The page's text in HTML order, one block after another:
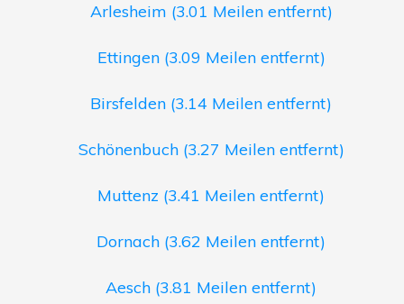
Arlesheim (3.01 Meilen entfernt)
Ettingen (3.09 Meilen entfernt)
Birsfelden (3.14 Meilen entfernt)
Schönenbuch (3.27 Meilen entfernt)
Muttenz (3.41 Meilen entfernt)
Dornach (3.62 Meilen entfernt)
Aesch (3.81 Meilen entfernt)